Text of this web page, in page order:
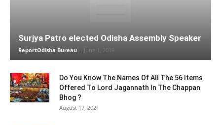
Surjya Patro elected Odisha Assembly Speaker
ReportOdisha Bureau - June 1, 2019
Do You Know The Names Of All The 56 Items
Offered To Lord Jagannath In The Chappan
Bhog ?
August 17, 2021